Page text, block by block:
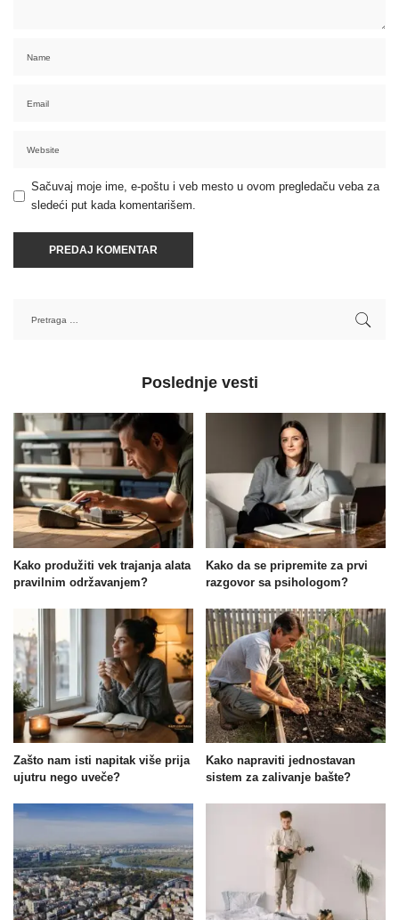
Sačuvaj moje ime, e-poštu i veb mesto u ovom pregledaču veba za
sledeći put kada komentarišem.
Poslednje vesti
Kako produžiti vek trajanja alata
pravilnim održavanjem?
Kako da se pripremite za prvi
razgovor sa psihologom?
Zašto nam isti napitak više prija
ujutru nego uveče?
Kako napraviti jednostavan
sistem za zalivanje bašte?